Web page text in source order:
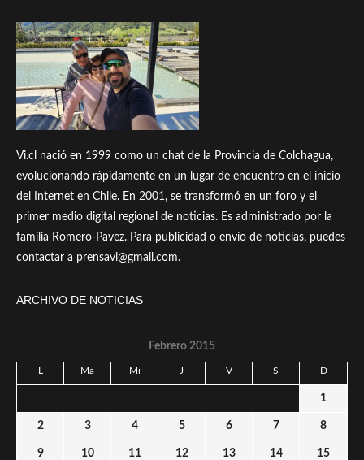
Vi.cl nació en 1999 como un chat de la Provincia de Colchagua,
evolucionando rápidamente en un lugar de encuentro en el inicio
del Internet en Chile. En 2001, se transformó en un foro y el
primer medio digital regional de noticias. Es administrado por la
familia Romero-Pavez. Para publicidad o envío de noticias, puedes
contactar a prensavi@gmail.com.
ARCHIVO DE NOTICIAS
Febrero 2015
L Ma Mi J V S D
1
2 3 4 5 6 7 8
9 10 11 12 13 14 15